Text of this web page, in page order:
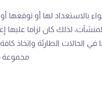
بالاستعداد لها أو
لذلك كان لزاما
الحالات الطارئة واتخاذ
مجموعة